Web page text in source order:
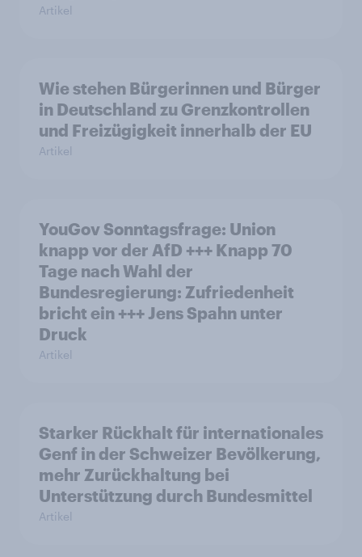
Artikel
Wie stehen Bürgerinnen und Bürger
in Deutschland zu Grenzkontrollen
und Freizügigkeit innerhalb der EU
Artikel
YouGov Sonntagsfrage: Union
knapp vor der AfD +++ Knapp 70
Tage nach Wahl der
Bundesregierung: Zufriedenheit
bricht ein +++ Jens Spahn unter
Druck
Artikel
Starker Rückhalt für internationales
Genf in der Schweizer Bevölkerung,
mehr Zurückhaltung bei
Unterstützung durch Bundesmittel
Artikel